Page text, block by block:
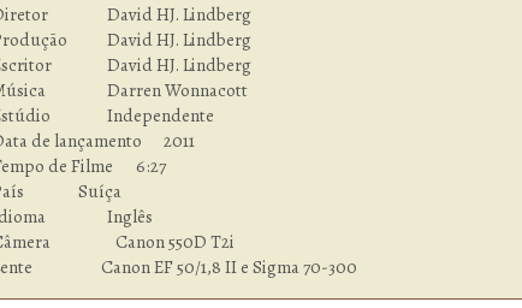
David HJ. Lindberg
David HJ. Lindberg
David HJ. Lindberg
Darren Wonnacott
Independente
de lançamento      2011
de Filme    	6:27
Suíça
Inglês
Canon 550D T2i
Canon EF 50/1,8 II e Sigma 70-300